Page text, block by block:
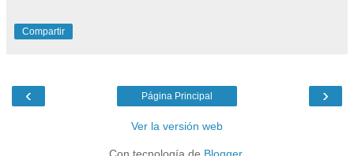
Compartir
‹ ›
Página Principal
Ver la versión web